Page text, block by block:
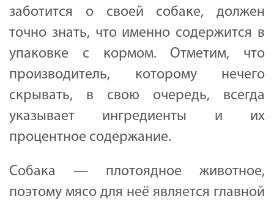
заботится о своей собаке, должен
точно знать, что именно содержится в
упаковке с кормом. Отметим, что
производитель, которому нечего
скрывать, в свою очередь, всегда
указывает ингредиенты и их
процентное содержание.
Собака — плотоядное животное,
поэтому мясо для неё является главной